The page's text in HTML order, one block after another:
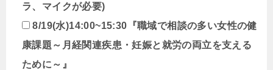
ラ、マイクが必要)
8/19(水)14:00~15:30『職域で相談の多い女性の健
康課題～月経関連疾患・妊娠と就労の両立を支える
ために～』